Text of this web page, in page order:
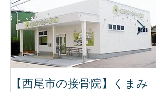
【西尾市の接骨院】くまみ